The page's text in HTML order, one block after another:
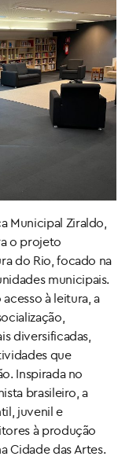
Municipal Ziraldo,
o projeto
do Rio, focado na
municipais.
à leitura, a
diversificadas,
que
Inspirada no
brasileiro, a
juvenil e
à produção
Cidade das Artes.